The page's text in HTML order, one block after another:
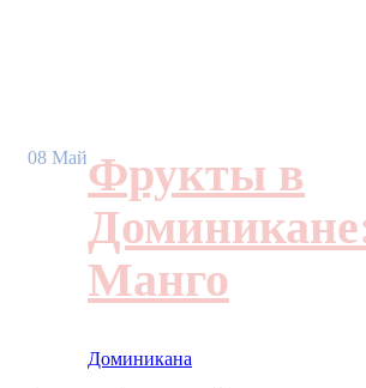
08 МайФрукты в
Манго
Доминикана